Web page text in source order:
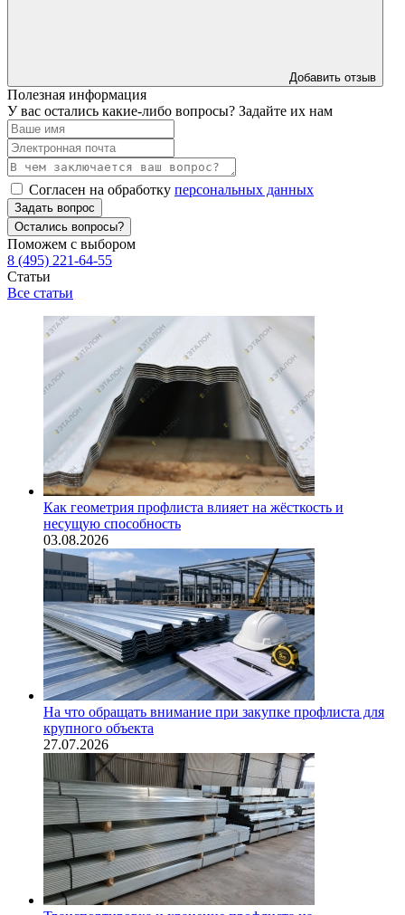
Добавить отзыв
Полезная информация
У вас остались какие-либо вопросы? Задайте их нам
Согласен на обработку персональных данных
Задать вопрос
Остались вопросы?
Поможем с выбором
8 (495) 221-64-55
Статьи
Все статьи
Как геометрия профлиста влияет на жёсткость и
несущую способность
03.08.2026
На что обращать внимание при закупке профлиста для
крупного объекта
27.07.2026